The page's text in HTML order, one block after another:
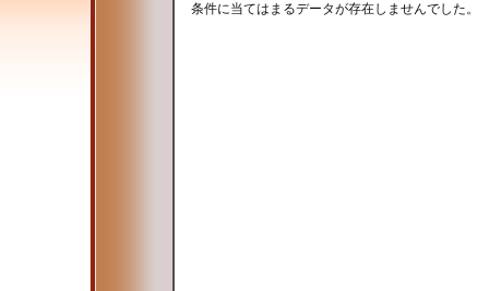
条件に当てはまるデータが存在しませんでした。